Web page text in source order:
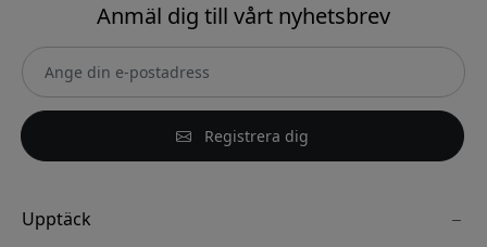
Anmäl dig till vårt nyhetsbrev
Registrera dig
Upptäck